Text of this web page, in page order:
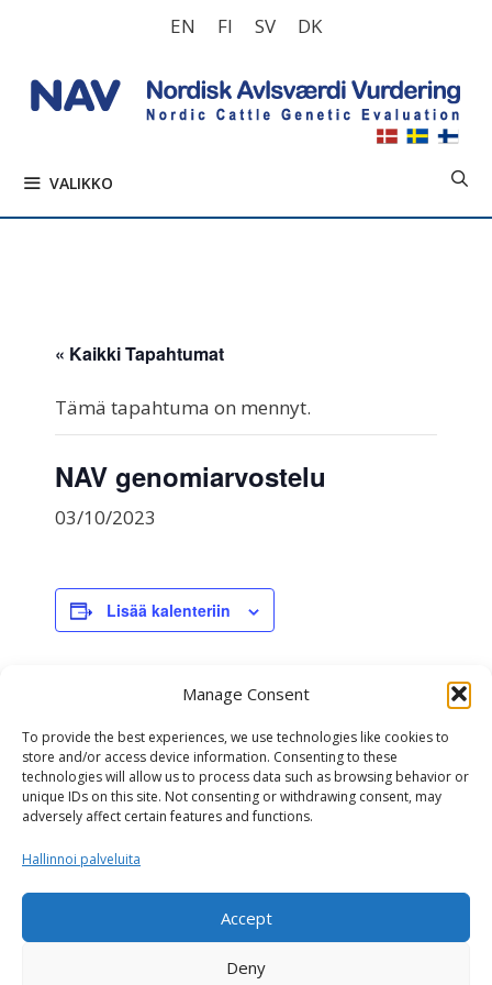
Manage Consent
To provide the best experiences, we use technologies like cookies to
store and/or access device information. Consenting to these
technologies will allow us to process data such as browsing behavior or
unique IDs on this site. Not consenting or withdrawing consent, may
adversely affect certain features and functions.
Hallinnoi palveluita
Accept
Deny
EN FI SV DK
VALIKKO
« Kaikki Tapahtumat
Tämä tapahtuma on mennyt.
NAV genomiarvostelu
03/10/2023
Lisää kalenteriin
Päivämäärä:
03/10/2023
Tapahtumaluokka:
Genomiarvostelu
NAV genomiarvostelu